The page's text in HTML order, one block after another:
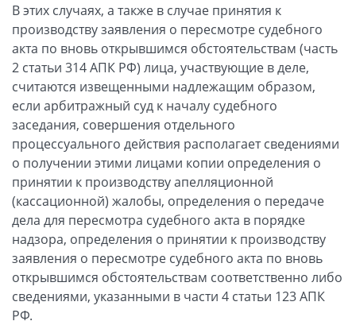
В этих случаях, а также в случае принятия к
производству заявления о пересмотре судебного
акта по вновь открывшимся обстоятельствам (часть
2 статьи 314 АПК РФ) лица, участвующие в деле,
считаются извещенными надлежащим образом,
если арбитражный суд к началу судебного
заседания, совершения отдельного
процессуального действия располагает сведениями
о получении этими лицами копии определения о
принятии к производству апелляционной
(кассационной) жалобы, определения о передаче
дела для пересмотра судебного акта в порядке
надзора, определения о принятии к производству
заявления о пересмотре судебного акта по вновь
открывшимся обстоятельствам соответственно либо
сведениями, указанными в части 4 статьи 123 АПК
РФ.